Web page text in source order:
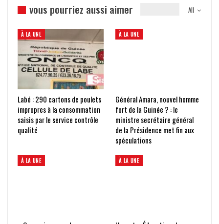
All
vous pourriez aussi aimer
À LA UNE
Labé : 290 cartons de poulets
impropres à la consommation
saisis par le service contrôle
qualité
À LA UNE
Général Amara, nouvel homme
fort de la Guinée ? : le
ministre secrétaire général
de la Présidence met fin aux
spéculations
À LA UNE À LA UNE